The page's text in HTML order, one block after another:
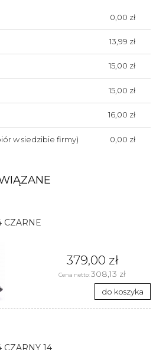
0,00 zł
13,99 zł
15,00 zł
15,00 zł
16,00 zł
w siedzibie firmy) 0,00 zł
CZARNE
379,00 zł
Cena netto:308,13 zł
do koszyka
CZARNY 14